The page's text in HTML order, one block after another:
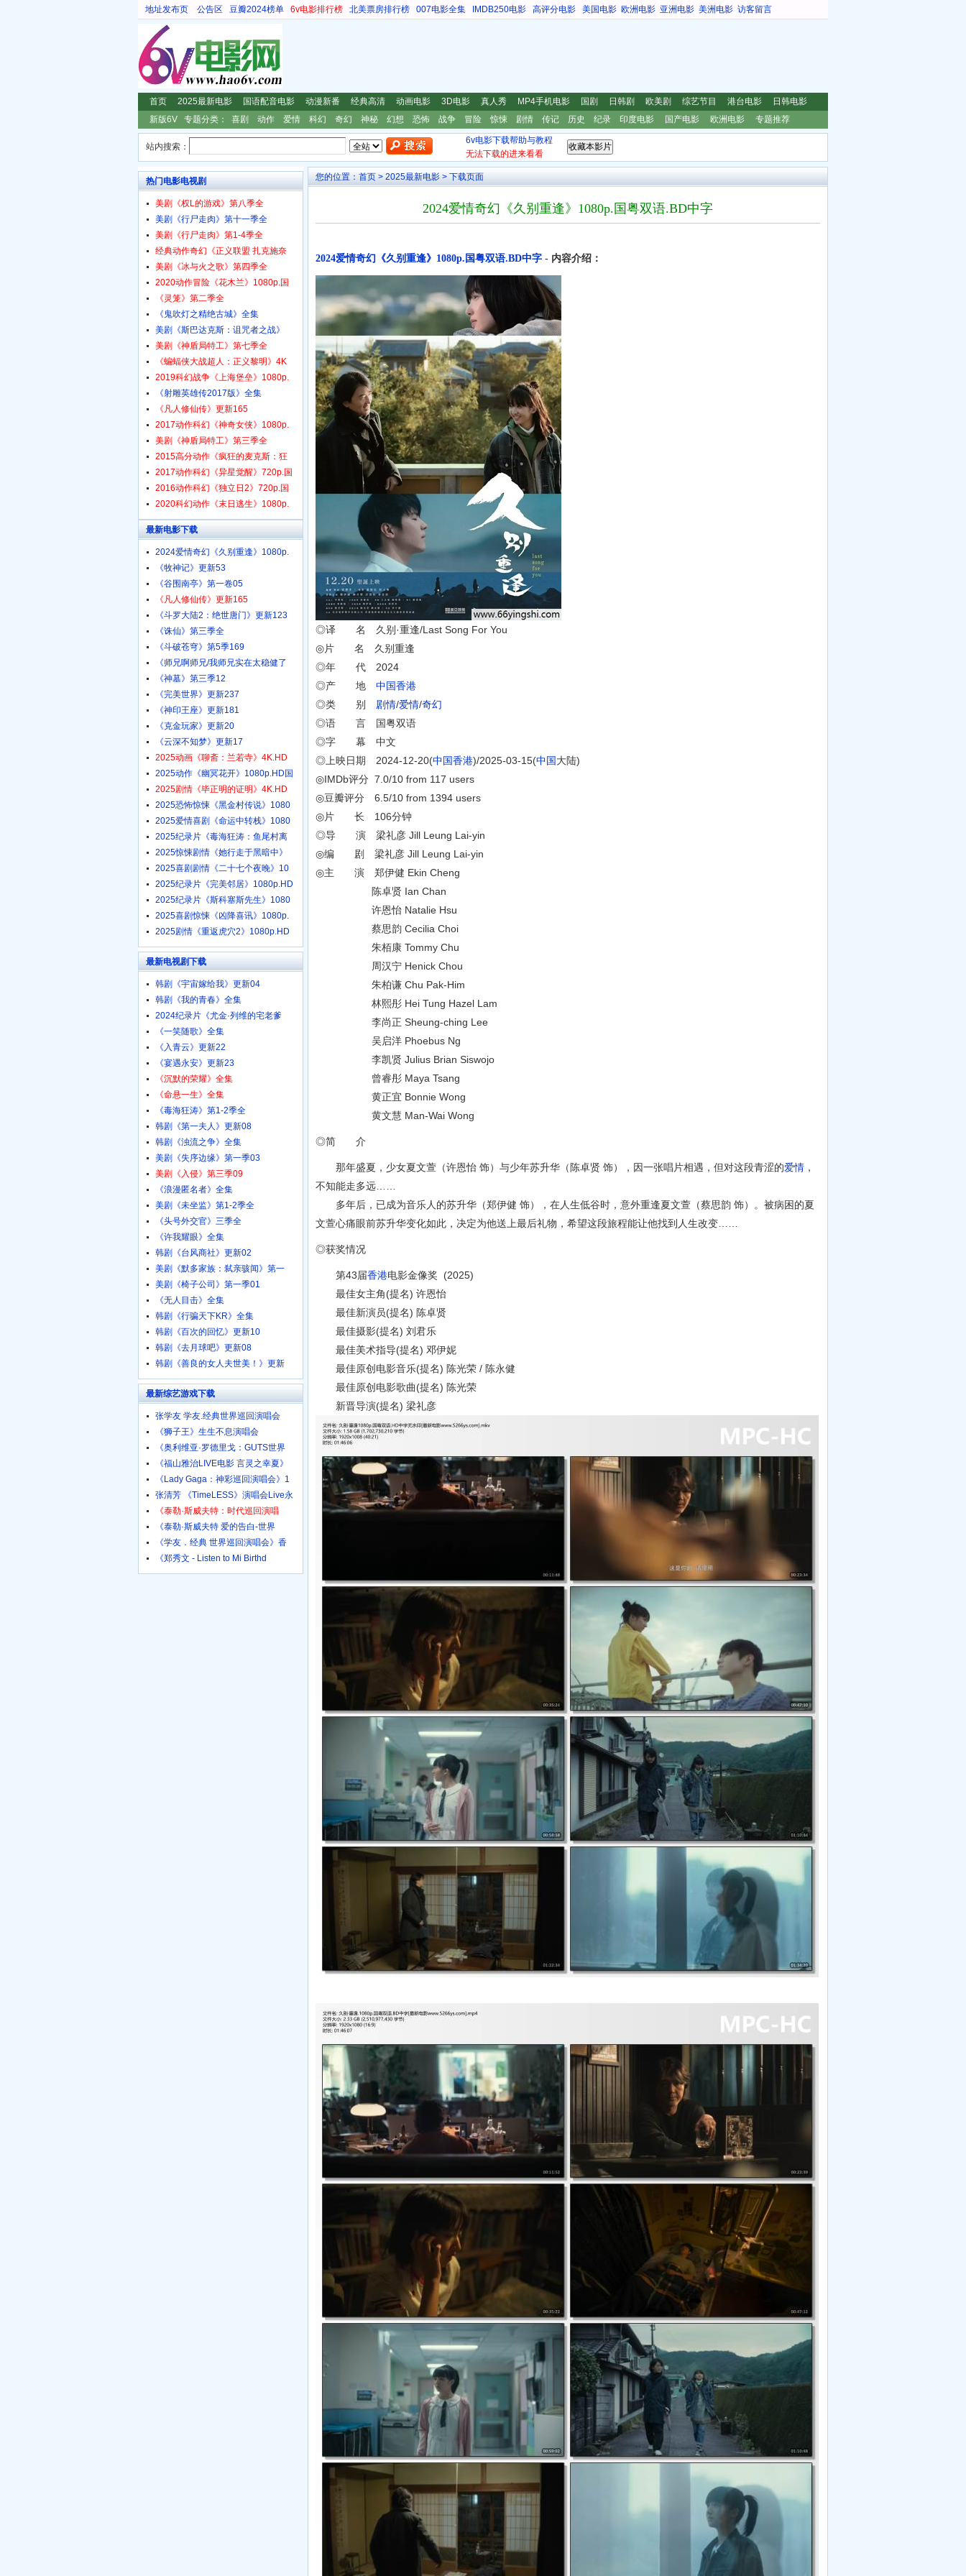
地址发布页 公告区 豆瓣2024榜单 6v电影排行榜 北美票房排行榜 007电影全集 IMDB250电影 高评分电影 美国电影 欧洲电影 亚洲电影 美洲电影 访客留言
首页 2025最新电影 国语配音电影 动漫新番 经典高清 动画电影 3D电影 真人秀 MP4手机电影 国剧 日韩剧 欧美剧 综艺节目 港台电影
日韩电影
新版6V
专题分类： 喜剧 动作 爱情 科幻 奇幻 神秘 幻想 恐怖 战争 冒险 惊悚 剧情 传记 历史 纪录 印度电影 国产电影 欧洲电影 专题推荐
站内搜索：
6v电影下载帮助与教程
无法下载的进来看看
您的位置： 首页 > 2025最新电影 > 下载页面
2024爱情奇幻《久别重逢》1080p.国粤双语.BD中字
2024爱情奇幻《久别重逢》1080p.国粤双语.BD中字 - 内容介绍：
◎译 名 久别·重逢/Last Song For You
◎片 名 久别重逢
◎年 代 2024
◎产 地 中国香港
◎类 别 剧情/爱情/奇幻
◎语 言 国粤双语
◎字 幕 中文
◎上映日期 2024-12-20(中国香港)/2025-03-15(中国大陆)
◎IMDb评分 7.0/10 from 117 users
◎豆瓣评分 6.5/10 from 1394 users
◎片 长 106分钟
◎导 演 梁礼彦 Jill Leung Lai-yin
◎编 剧 梁礼彦 Jill Leung Lai-yin
◎主 演 郑伊健 Ekin Cheng
陈卓贤 Ian Chan
许恩怡 Natalie Hsu
蔡思韵 Cecilia Choi
朱栢康 Tommy Chu
周汉宁 Henick Chou
朱柏谦 Chu Pak-Him
林熙彤 Hei Tung Hazel Lam
李尚正 Sheung-ching Lee
吴启洋 Phoebus Ng
李凯贤 Julius Brian Siswojo
曾睿彤 Maya Tsang
黄正宜 Bonnie Wong
黄文慧 Man-Wai Wong
◎简 介
那年盛夏，少女夏文萱（许恩怡 饰）与少年苏升华（陈卓贤 饰），因一张唱片相遇，但对这段青涩的爱情 ，
不知能走多远……
多年后，已成为音乐人的苏升华（郑伊健 饰），在人生低谷时，意外重逢夏文萱（蔡思韵 饰）。被病困的夏
文萱心痛眼前苏升华变化如此，决定为他送上最后礼物，希望这段旅程能让他找到人生改变……
◎获奖情况
第43届香港电影金像奖 (2025)
最佳女主角(提名) 许恩怡
最佳新演员(提名) 陈卓贤
最佳摄影(提名) 刘君乐
最佳美术指导(提名) 邓伊妮
最佳原创电影音乐(提名) 陈光荣 / 陈永健
最佳原创电影歌曲(提名) 陈光荣
新晋导演(提名) 梁礼彦
热门电影电视剧
美剧《权L的游戏》第八季全
美剧《行尸走肉》第十一季全
美剧《行尸走肉》第1-4季全
经典动作奇幻《正义联盟 扎克施奈
美剧《冰与火之歌》第四季全
2020动作冒险《花木兰》1080p.国
《灵笼》第二季全
《鬼吹灯之精绝古城》全集
美剧《斯巴达克斯：诅咒者之战》
美剧《神盾局特工》第七季全
《蝙蝠侠大战超人：正义黎明》4K
2019科幻战争《上海堡垒》1080p.
《射雕英雄传2017版》全集
《凡人修仙传》更新165
2017动作科幻《神奇女侠》1080p.
美剧《神盾局特工》第三季全
2015高分动作《疯狂的麦克斯：狂
2017动作科幻《异星觉醒》720p.国
2016动作科幻《独立日2》720p.国
2020科幻动作《末日逃生》1080p.
最新电影下载
2024爱情奇幻《久别重逢》1080p.
《牧神记》更新53
《谷围南亭》第一卷05
《凡人修仙传》更新165
《斗罗大陆2：绝世唐门》更新123
《诛仙》第三季全
《斗破苍穹》第5季169
《师兄啊师兄/我师兄实在太稳健了
《神墓》第三季12
《完美世界》更新237
《神印王座》更新181
《克金玩家》更新20
《云深不知梦》更新17
2025动画《聊斋：兰若寺》4K.HD
国
2025动作《幽冥花开》1080p.HD国
2025剧情《毕正明的证明》4K.HD
国
2025恐怖惊悚《黑金村传说》1080
2025爱情喜剧《命运中转栈》1080
2025纪录片《毒海狂涛：鱼尾村离
2025惊悚剧情《她行走于黑暗中》
2025喜剧剧情《二十七个夜晚》10
2025纪录片《完美邻居》1080p.HD
2025纪录片《斯科塞斯先生》1080
2025喜剧惊悚《凶降喜讯》1080p.
2025剧情《重返虎穴2》1080p.HD
中
最新电视剧下载
韩剧《宇宙嫁给我》更新04
韩剧《我的青春》全集
2024纪录片《尤金·列维的宅老爹
《一笑随歌》全集
《入青云》更新22
《宴遇永安》更新23
《沉默的荣耀》全集
《命悬一生》全集
《毒海狂涛》第1-2季全
韩剧《第一夫人》更新08
韩剧《浊流之争》全集
美剧《失序边缘》第一季03
美剧《入侵》第三季09
《浪漫匿名者》全集
美剧《未坐监》第1-2季全
《头号外交官》三季全
《许我耀眼》全集
韩剧《台风商社》更新02
美剧《默多家族：弑亲骇闻》第一
美剧《椅子公司》第一季01
《无人目击》全集
韩剧《行骗天下KR》全集
韩剧《百次的回忆》更新10
韩剧《去月球吧》更新08
韩剧《善良的女人夫世美！》更新
最新综艺游戏下载
张学友 学友.经典世界巡回演唱会
《狮子王》生生不息演唱会
《奥利维亚·罗德里戈：GUTS世界
《福山雅治LIVE电影 言灵之幸夏》
《Lady Gaga：神彩巡回演唱会》1
张清芳 《TimeLESS》演唱会Live永
《泰勒·斯威夫特：时代巡回演唱
《泰勒·斯威夫特 爱的告白-世界
《学友．经典 世界巡回演唱会》香
《郑秀文 - Listen to Mi Birthd